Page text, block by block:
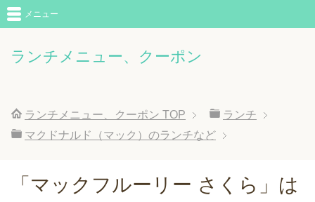
ランチメニュー、クーポン
メニュー
ランチメニュー、クーポン TOP
ランチ
マクドナルド（マック）のランチなど
「マックフルーリー さくら」は